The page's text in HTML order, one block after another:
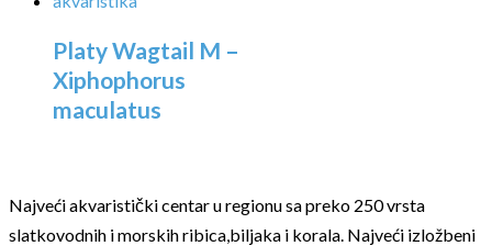
Platy Wagtail M –
Xiphophorus
maculatus
Najveći akvaristički centar u regionu sa preko 250 vrsta
slatkovodnih i morskih ribica,biljaka i korala. Najveći izložbeni